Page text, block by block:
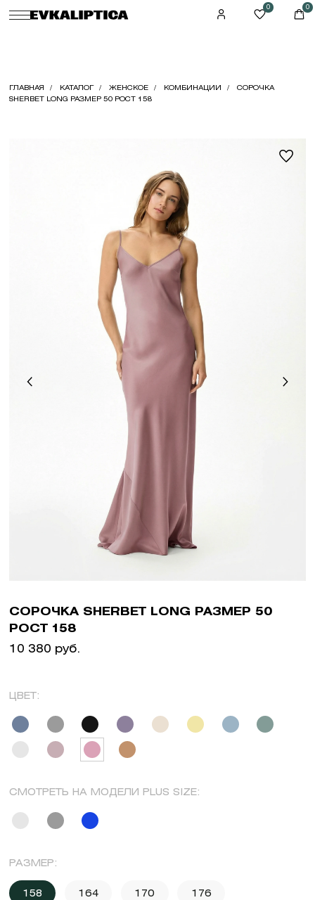
0 0
ГЛАВНАЯ КАТАЛОГ ЖЕНСКОЕ КОМБИНАЦИИ
СОРОЧКА
SHERBET LONG РАЗМЕР 50 РОСТ 158
СОРОЧКА SHERBET LONG РАЗМЕР 50
РОСТ 158
10 380 руб.
ЦВЕТ:
СМОТРЕТЬ НА МОДЕЛИ PLUS SIZE:
РАЗМЕР:
158 164 170 176